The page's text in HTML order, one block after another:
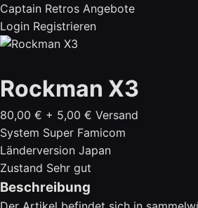
Captain Retros Angebote
Login Registrieren
Rockman X3
80,00 € + 5,00 € Versand
System Super Famicom
Länderversion Japan
Zustand Sehr gut
Beschreibung